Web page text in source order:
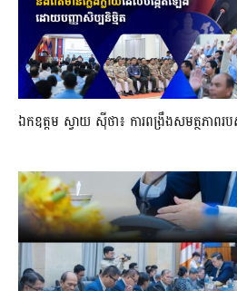
ឯកឧត្តម ស្វាយ ស៊ីថា៖ ការពង្រឹងសមត្ថភាពរ